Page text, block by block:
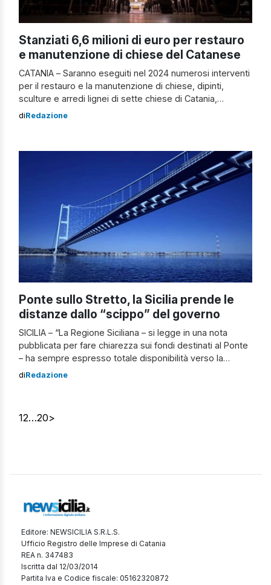
Stanziati 6,6 milioni di euro per restauro
e manutenzione di chiese del Catanese
CATANIA – Saranno eseguiti nel 2024 numerosi interventi
per il restauro e la manutenzione di chiese, dipinti,
sculture e arredi lignei di sette chiese di Catania,
Acireale, Adrano, Giarre e Caltagirone. Il costo ammonta
gestito […]
diRedazione
Ponte sullo Stretto, la Sicilia prende le
distanze dallo “scippo” del governo
SICILIA – “La Regione Siciliana – si legge in una nota
pubblicata per fare chiarezza sui fondi destinati al Ponte
– ha sempre espresso totale disponibilità verso la
realizzazione del Ponte sullo Stretto, opera che
diRedazione
12…20>
Editore: NEWSICILIA S.R.L.S.
Ufficio Registro delle Imprese di Catania
REA n. 347483
Iscritta dal 12/03/2014
Partita Iva e Codice fiscale: 05162320872